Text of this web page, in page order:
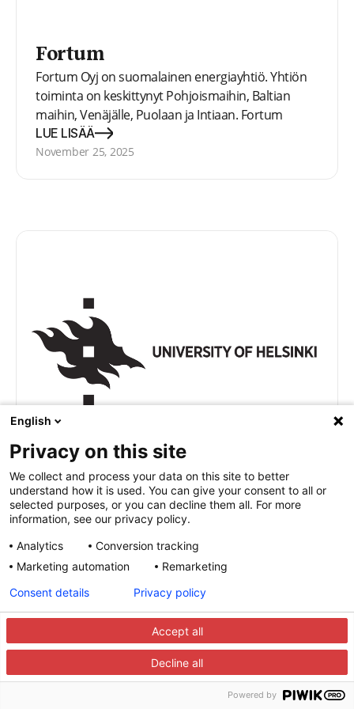
Fortum
Fortum Oyj on suomalainen energiayhtiö. Yhtiön
toiminta on keskittynyt Pohjoismaihin, Baltian
maihin, Venäjälle, Puolaan ja Intiaan. Fortum
Recycling & Waste, entinen Ekokem, tarjoaa
ympäristöasioiden hallintaan ja
LUE LISÄÄ
November 25, 2025
Helsingin Yliopisto
Helsingin yliopisto on Suomen suurin ja vanhin
akateeminen oppilaitos. Yliopisto on
kansainvälinen akateeminen yhteisö, johon kuuluu
toimii neljällä kampuksella Helsingissä ja 17
muussa kohteessa. Yliopistolla on Suomen laajin
tieteenala, johon kuuluu 11 tiedekuntaa sekä noin
37 kandidaatin tutkinto-ohjelmaa ja 56
maisteriohjelmaa.
November 25, 2025
English
Privacy on this site
We collect and process your data on this site to better
understand how it is used. You can give your consent to all or
selected purposes, or you can decline them all. For more
information, see our privacy policy.
Analytics
Conversion tracking
Marketing automation
Remarketing
Accept all
Decline all
Consent details Privacy policy
Powered by